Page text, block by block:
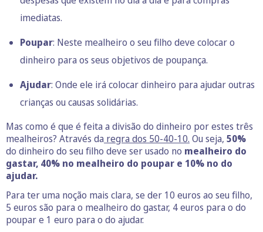
imediatas.
Poupar: Neste mealheiro o seu filho deve colocar o
dinheiro para os seus objetivos de poupança.
Ajudar: Onde ele irá colocar dinheiro para ajudar outras
crianças ou causas solidárias.
Mas como é que é feita a divisão do dinheiro por estes três
mealheiros? Através da regra dos 50-40-10. Ou seja, 50%
do dinheiro do seu filho deve ser usado no mealheiro do
gastar, 40% no mealheiro do poupar e 10% no do
ajudar.
Para ter uma noção mais clara, se der 10 euros ao seu filho,
5 euros são para o mealheiro do gastar, 4 euros para o do
poupar e 1 euro para o do ajudar.